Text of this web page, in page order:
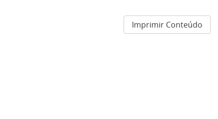
Imprimir Conteúdo